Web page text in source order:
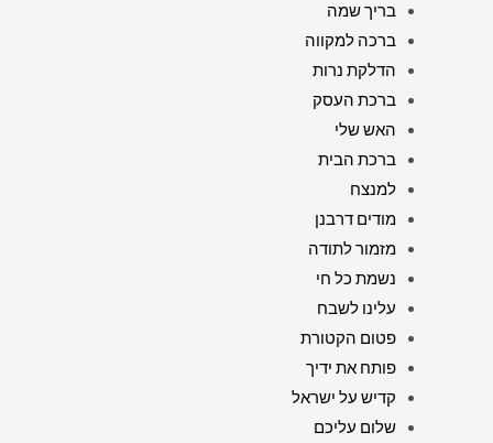
בריך שמה
ברכה למקווה
הדלקת נרות
ברכת העסק
האש שלי
ברכת הבית
למנצח
מודים דרבנן
מזמור לתודה
נשמת כל חי
עלינו לשבח
פטום הקטורת
פותח את ידיך
קדיש על ישראל
שלום עליכם